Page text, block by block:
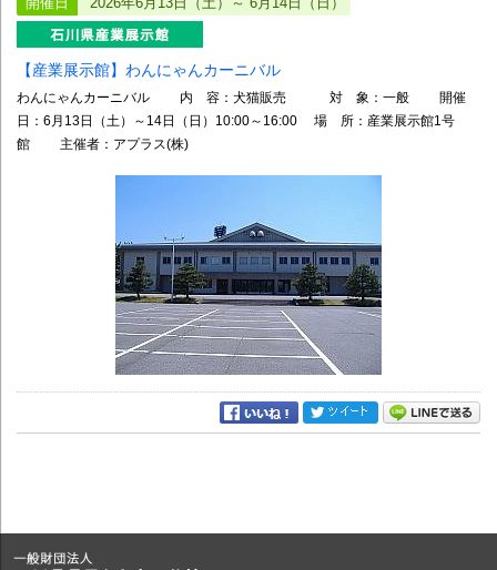
開催日 2026年6月13日（土）～ 6月14日（日）
【産業展示館】わんにゃんカーニバル
わんにゃんカーニバル 内 容：犬猫販売 対 象：一般 開催
日：6月13日（土）～14日（日）10:00～16:00 場 所：産業展示館1号
館 主催者：アプラス(株)